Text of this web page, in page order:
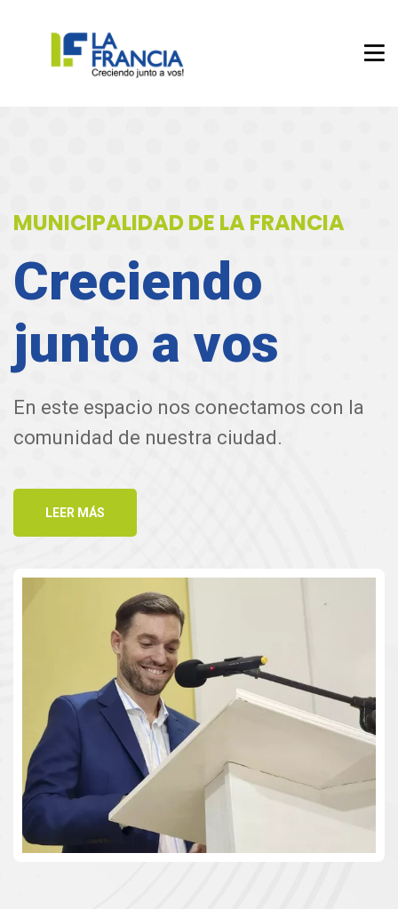
MUNICIPALIDAD DE LA FRANCIA
Creciendo
junto a vos
En este espacio nos conectamos con la
comunidad de nuestra ciudad.
LEER MÁS